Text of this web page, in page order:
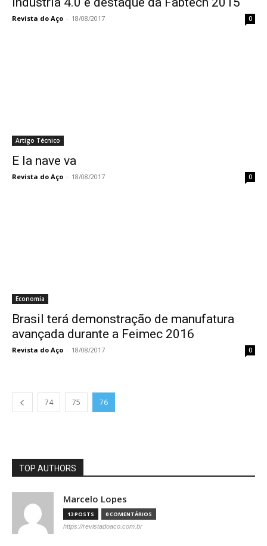
Revista do Aço - 18/08/2017 0
Artigo Técnico
E la nave va
Revista do Aço - 18/08/2017 0
Economia
Brasil terá demonstração de manufatura
avançada durante a Feimec 2016
Revista do Aço - 18/08/2017 0
74 75 76
TOP AUTHORS
Marcelo Lopes
13 POSTS 0 COMENTÁRIOS
https://revistadoaco.com.br